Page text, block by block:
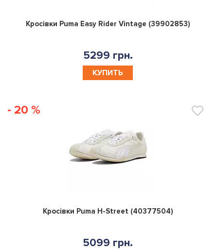
0
Кросівки Puma Easy Rider Vintage (39902853)
5299 грн.
КУПИТЬ
- 20 %
0
Кросівки Puma H-Street (40377504)
5099 грн.